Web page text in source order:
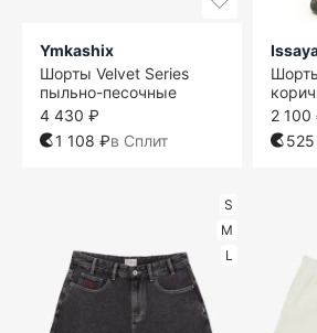
Ymkashix
Шорты Velvet Series
пыльно-песочные
4 430 ₽
1 108 ₽в Сплит
2 100
S
M
L